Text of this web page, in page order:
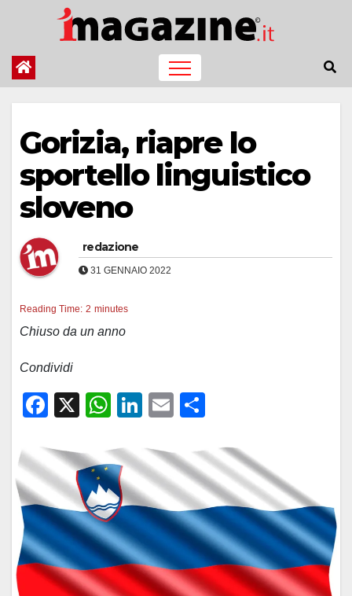
contenuto
Gorizia, riapre lo
sportello linguistico
sloveno
redazione
31 GENNAIO 2022
Reading Time: 2 minutes
Chiuso da un anno
Condividi
F
c
e
b
o
o
k
X
W
at
s
A
p
p
Li
k
e
dI
n
E
ail n
di
vi
di